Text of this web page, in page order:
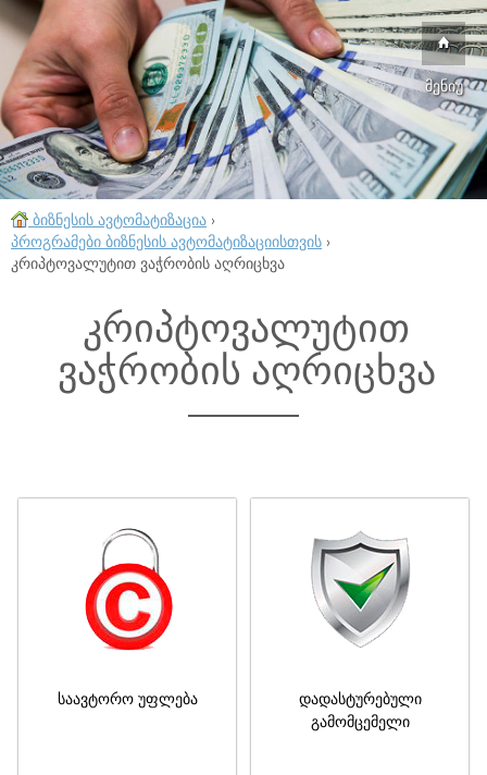
მენიუ
ბიზნესის ავტომატიზაცია ›
პროგრამები ბიზნესის ავტომატიზაციისთვის ›
კრიპტოვალუტით ვაჭრობის აღრიცხვა
კრიპტოვალუტით
ვაჭრობის აღრიცხვა
საავტორო უფლება
დადასტურებული
გამომცემელი